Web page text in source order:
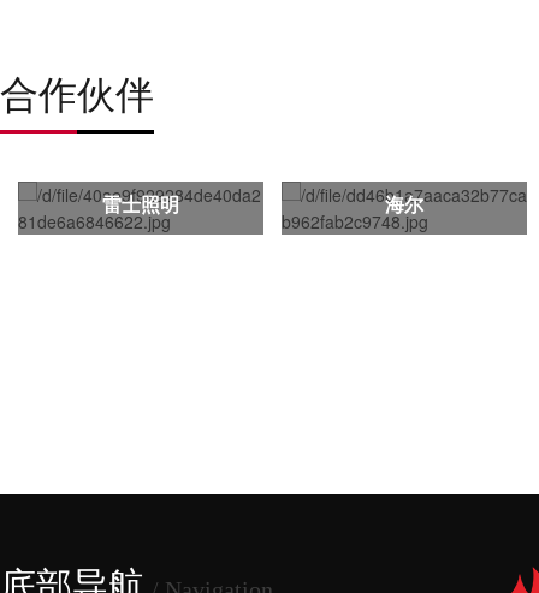
合作伙伴
雷士照明 海尔